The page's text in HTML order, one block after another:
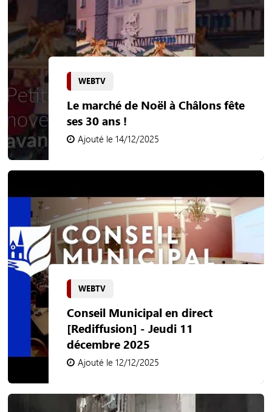
WEBTV
Le marché de Noël à Châlons fête
ses 30 ans !
Ajouté le 14/12/2025
WEBTV
Conseil Municipal en direct
[Rediffusion] - Jeudi 11
décembre 2025
Ajouté le 12/12/2025